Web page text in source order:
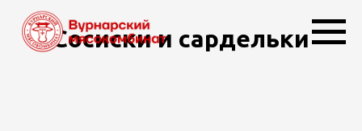
Сосиски и сардельки